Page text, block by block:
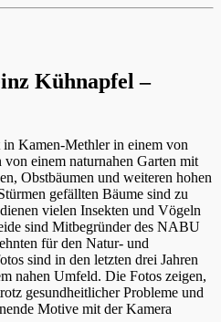
Kühnapfel –
Kamen-Methler in einem von
einem naturnahen Garten mit
Obstbäumen und weiteren hohen
gefällten Bäume sind zu
vielen Insekten und Vögeln
sind Mitbegründer des NABU
für den Natur- und
sind in den letzten drei Jahren
nahen Umfeld. Die Fotos zeigen,
gesundheitlicher Probleme und
Motive mit der Kamera